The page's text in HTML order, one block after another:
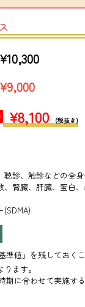
¥10,300
¥9,000
¥8,100 (税抜き)
聴診、触診などの全身
、腎臓、肝臓、蛋白
(SDMA)
準値」を残しておく
ます。
期に合わせて実施す